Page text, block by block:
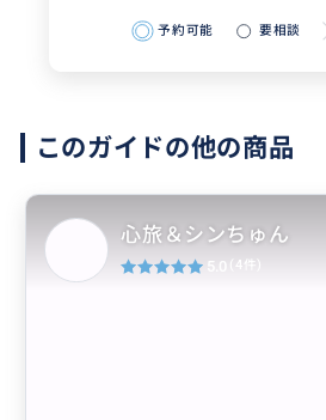
予約可能 要相談
このガイドの他の商品
心旅＆シンちゅん
5.0 (4件)